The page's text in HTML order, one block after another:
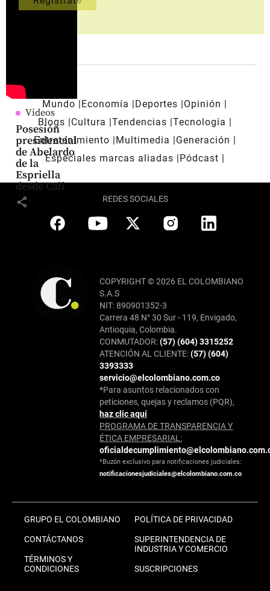
Videos
Posesión
presidencial
de Abelardo
de la
Espriella
desde Cali
share
Mundo Economía Deportes
Opinión
Blogs
Cultura Tendencias Tecnología
Entretenimiento
Multimedia
Generación
Especiales marcas aliadas
Pódcast
REDES SOCIALES
COPYRIGHT © 2026 EL COLOMBIANO
S.A.S
NIT: 890901352-3
Carrera 48 N° 30 Sur - 119, Envigado,
Antioquia, Colombia.
CONMUTADOR:(57) (604) 3315252
ATENCIÓN AL CLIENTE:(57) (604)
3393333
servicio@elcolombiano.com.co
*Para asuntos relacionados con
peticiones, quejas y reclamos (PQR),
haz clic aquí
PROGRAMA DE TRANSPARENCIA Y
ÉTICA EMPRESARIAL:
*Buzón exclusivo para notificaciones judiciales:
notificacionesjudiciales@elcolombiano.com.co
GRUPO EL COLOMBIANO
CONTÁCTANOS
TÉRMINOS Y
CONDICIONES
POLÍTICA DE PRIVACIDAD
SUPERINTENDENCIA DE
INDUSTRIA Y COMERCIO
SUSCRIPCIONES